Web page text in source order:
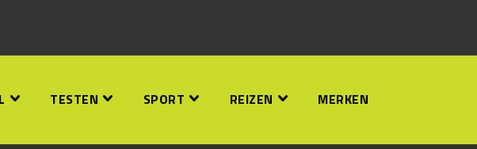
TESTEN SPORT REIZEN MERKEN